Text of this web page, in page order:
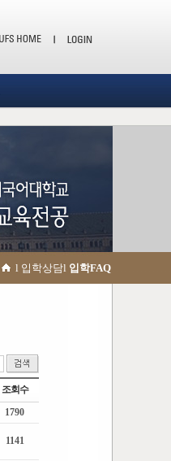
l 입학상담l 입학FAQ
조회수
1790
1141